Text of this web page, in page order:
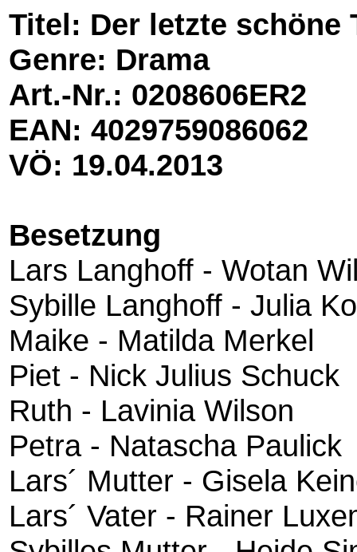
Titel: Der letzte
Genre: Drama
Art.-Nr.: 0208606ER2
EAN: 4029759086062
VÖ: 19.04.2013
Besetzung
Lars Langhoff - Wotan
Sybille Langhoff - Julia
Maike - Matilda Merkel
Piet - Nick Julius Schuck
Ruth - Lavinia Wilson
Petra - Natascha Paulick
Lars´ Mutter - Gisela
Lars´ Vater - Rainer